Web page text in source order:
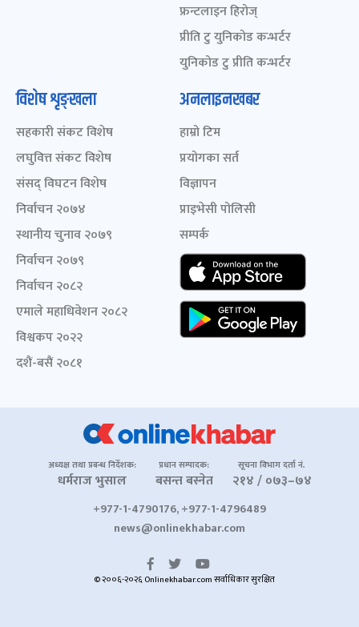
फ्रन्टलाइन हिरोज्
प्रीति टु युनिकोड कन्भर्टर
युनिकोड टु प्रीति कन्भर्टर
विशेष शृङ्खला
सहकारी संकट विशेष
लघुवित्त संकट विशेष
संसद् विघटन विशेष
निर्वाचन २०७४
स्थानीय चुनाव २०७९
निर्वाचन २०७९
निर्वाचन २०८२
एमाले महाधिवेशन २०८२
विश्वकप २०२२
दशैं-बसैं २०८१
अनलाइनखबर
हाम्रो टिम
प्रयोगका सर्त
विज्ञापन
प्राइभेसी पोलिसी
सम्पर्क
अध्यक्ष तथा प्रबन्ध निर्देशक:
धर्मराज भुसाल
प्रधान सम्पादक:
बसन्त बस्नेत
सूचना विभाग दर्ता नं.
२१४ / ०७३–७४
+977-1-4790176, +977-1-4796489
news@onlinekhabar.com
© २००६-२०२६ Onlinekhabar.com सर्वाधिकार सुरक्षित